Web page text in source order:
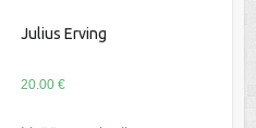
Julius Erving
20.00 €